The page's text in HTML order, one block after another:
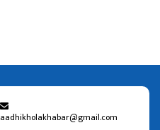
aadhikholakhabar@gmail.com